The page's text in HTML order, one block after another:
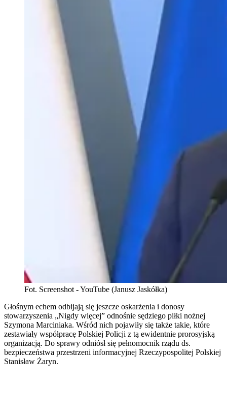
Fot. Screenshot - YouTube (Janusz Jaskółka)
Głośnym echem odbijają się jeszcze oskarżenia i donosy
stowarzyszenia „Nigdy więcej” odnośnie sędziego piłki nożnej
Szymona Marciniaka. Wśród nich pojawiły się także takie, które
zestawiały współpracę Polskiej Policji z tą ewidentnie prorosyjską
organizacją. Do sprawy odniósł się pełnomocnik rządu ds.
bezpieczeństwa przestrzeni informacyjnej Rzeczypospolitej Polskiej
Stanisław Żaryn.